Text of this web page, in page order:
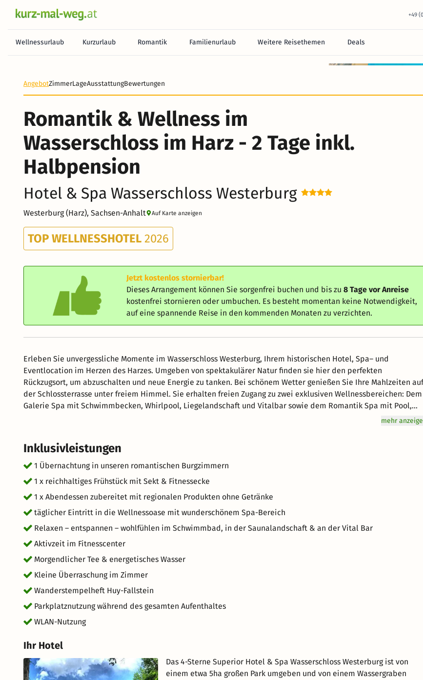
+49
Wellnessurlaub Kurzurlaub Romantik Familienurlaub Weitere Reisethemen Deals
AngebotZimmerLageAusstattungBewertungen
Romantik & Wellness im
Wasserschloss im Harz - 2 Tage inkl.
Halbpension
Hotel & Spa Wasserschloss Westerburg
Westerburg (Harz), Sachsen-Anhalt Auf Karte anzeigen
TOP WELLNESSHOTEL 2026
Jetzt kostenlos stornierbar!
Dieses Arrangement können Sie sorgenfrei buchen und bis zu8 Tage vor Anreise
kostenfrei stornieren oder umbuchen. Es besteht momentan keine Notwendigkeit,
auf eine spannende Reise in den kommenden Monaten zu verzichten.
Erleben Sie unvergessliche Momente im Wasserschloss Westerburg, Ihrem historischen Hotel, Spa– und
Eventlocation im Herzen des Harzes. Umgeben von spektakulärer Natur finden sie hier den perfekten
Rückzugsort, um abzuschalten und neue Energie zu tanken. Bei schönem Wetter genießen Sie Ihre Mahlzeiten auf
der Schlossterrasse unter freiem Himmel. Sie erhalten freien Zugang zu zwei exklusiven Wellnessbereichen: Dem
Galerie Spa mit Schwimmbecken, Whirlpool, Liegelandschaft und Vitalbar sowie dem Romantik Spa mit Pool,
Saunen und Saunagarten. Der Huywald heute, ist ein Refugium für Wanderer, Walker, Radfahrer und Reiter. Wer
Höhenzuges sowie das Umland, sind traditionsreiche Obstanbaugebiete. Aber auch für Kulturinteressierte gibt es
neben dem Kloster Huysburg einiges zu entdecken.
mehr
Inklusivleistungen
1 Übernachtung in unseren romantischen Burgzimmern
1 x reichhaltiges Frühstück mit Sekt & Fitnessecke
1 x Abendessen zubereitet mit regionalen Produkten ohne Getränke
täglicher Eintritt in die Wellnessoase mit wunderschönem Spa-Bereich
Relaxen – entspannen – wohlfühlen im Schwimmbad, in der Saunalandschaft & an der Vital Bar
Aktivzeit im Fitnesscenter
Morgendlicher Tee & energetisches Wasser
Kleine Überraschung im Zimmer
Wanderstempelheft Huy-Fallstein
Parkplatznutzung während des gesamten Aufenthaltes
WLAN-Nutzung
Ihr Hotel
Das 4-Sterne Superior Hotel & Spa Wasserschloss Westerburg ist von
einem etwa 5ha großen Park umgeben und von einem Wassergraben